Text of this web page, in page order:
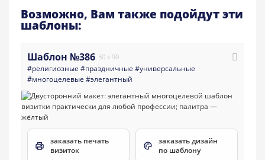
Возможно, Вам также подойдут эти
шаблоны:
Шаблон №386 50 x 90
#религиозные #праздничные #универсальные
#многоцелевые #элегантный
заказать печать
визиток
заказать дизайн
по шаблону